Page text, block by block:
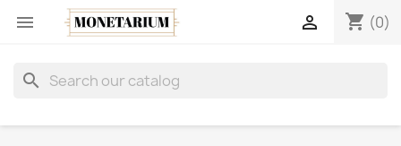
 shopping_cart (0)

search